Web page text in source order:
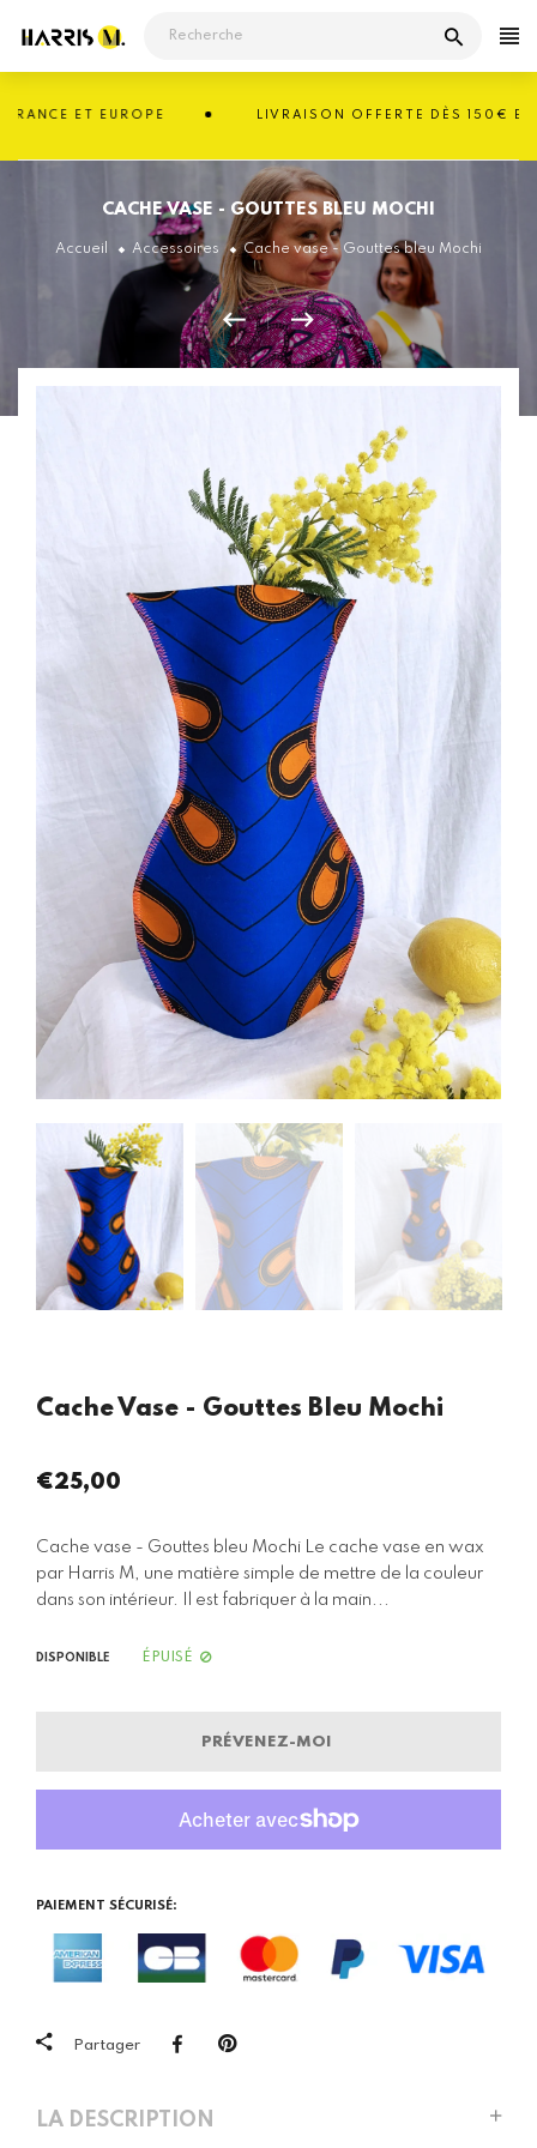
contenu
LIVRAISON OFFERTE DÈS 150€ EN
ET EUROPE
CACHE VASE - GOUTTES BLEU MOCHI
Accueil Accessoires Cache vase - Gouttes bleu Mochi
Cache Vase - Gouttes Bleu Mochi
Prix
€25,00
Cache vase - Gouttes bleu Mochi Le cache vase en wax
par Harris M, une matière simple de mettre de la couleur
dans son intérieur. Il est fabriquer à la main...
DISPONIBLE ÉPUISÉ
PRÉVENEZ-MOI
PAIEMENT SÉCURISÉ:
Partager
LA DESCRIPTION